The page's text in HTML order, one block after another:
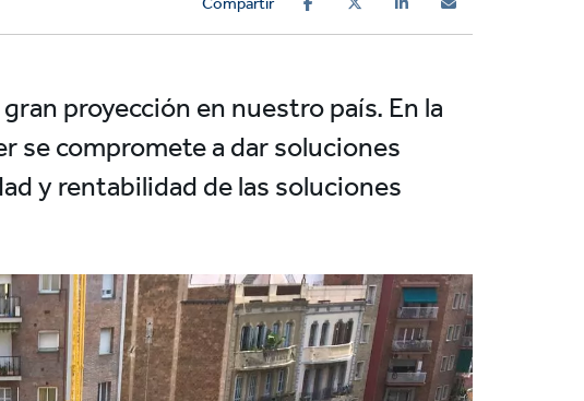
proyección en nuestro país. En la
se compromete a dar soluciones
y rentabilidad de las soluciones